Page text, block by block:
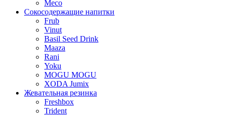
Meco
Сокосодержащие напитки
Frub
Vinut
Basil Seed Drink
Maaza
Rani
Yoku
MOGU MOGU
XODA Jumix
Жевательная резинка
Freshbox
Trident